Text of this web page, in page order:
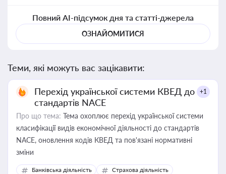
Повний AI-підсумок дня та статті-джерела
ОЗНАЙОМИТИСЯ
Теми, які можуть вас зацікавити:
Перехід української системи КВЕД до
стандартів NACE
+1
Про що тема: Тема охоплює перехід української системи
класифікації видів економічної діяльності до стандартів
NACE, оновлення кодів КВЕД та пов'язані нормативні
зміни
Банківська діяльність
Страхова діяльність